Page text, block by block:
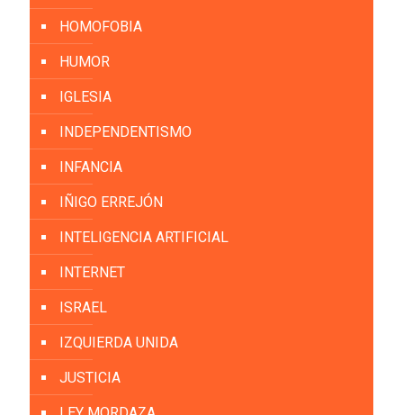
HOMOFOBIA
HUMOR
IGLESIA
INDEPENDENTISMO
INFANCIA
IÑIGO ERREJÓN
INTELIGENCIA ARTIFICIAL
INTERNET
ISRAEL
IZQUIERDA UNIDA
JUSTICIA